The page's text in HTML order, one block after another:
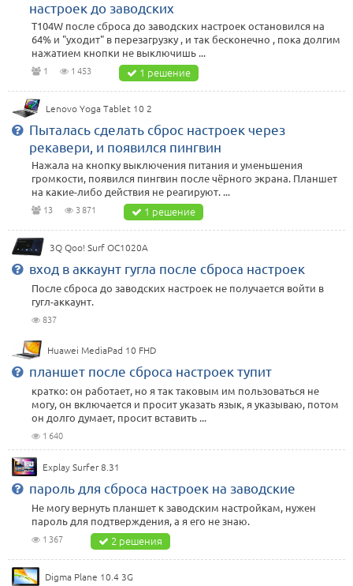
настроек до заводских
T104W после сброса до заводских настроек остановился на
64% и "уходит" в перезагрузку , и так бесконечно , пока долгим
нажатием кнопки не выключишь ...
1 1 453 1 решение
Lenovo Yoga Tablet 10 2
Пыталась сделать сброс настроек через
рекавери, и появился пингвин
Нажала на кнопку выключения питания и уменьшения
громкости, появился пингвин после чёрного экрана. Планшет
на какие-либо действия не реагируют. ...
13 3 871 1 решение
3Q Qoo! Surf OC1020A
вход в аккаунт гугла после сброса настроек
После сброса до заводских настроек не получается войти в
гугл-аккаунт.
837
Huawei MediaPad 10 FHD
планшет после сброса настроек тупит
кратко: он работает, но я так таковым им пользоваться не
могу, он включается и просит указать язык, я указываю, потом
он долго думает, просит вставить ...
1 640
Explay Surfer 8.31
пароль для сброса настроек на заводские
Не могу вернуть планшет к заводским настройкам, нужен
пароль для подтверждения, а я его не знаю.
1 367 2 решения
Digma Plane 10.4 3G